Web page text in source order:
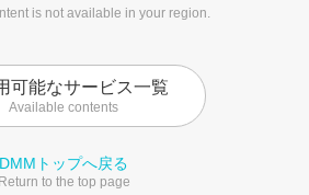
is not available in your region.
可能なサービス一覧
Available contents
DMMトップへ戻る
Return to the top page